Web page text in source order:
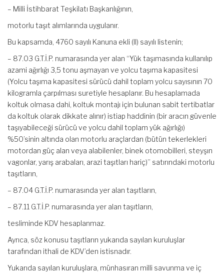
– Milli İstihbarat Teşkilatı Başkanlığının,
motorlu taşıt alımlarında uygulanır.
Bu kapsamda, 4760 sayılı Kanuna ekli (II) sayılı listenin;
– 87.03 G.T.İ.P. numarasında yer alan “Yük taşımasında kullanılıp
azami ağırlığı 3,5 tonu aşmayan ve yolcu taşıma kapasitesi
(Yolcu taşıma kapasitesi sürücü dahil toplam yolcu sayısının 70
kilogramla çarpılması suretiyle hesaplanır. Bu hesaplamada
koltuk olmasa dahi, koltuk montajı için bulunan sabit tertibatlar
da koltuk olarak dikkate alınır) istiap haddinin (bir aracın güvenle
taşıyabileceği sürücü ve yolcu dahil toplam yük ağırlığı)
%50’sinin altında olan motorlu araçlardan (bütün tekerlekleri
motordan güç alan veya alabilenler, binek otomobilleri, steyşın
vagonlar, yarış arabaları, arazi taşıtları hariç)” satırındaki motorlu
taşıtların,
– 87.04 G.T.İ.P. numarasında yer alan taşıtların,
– 87.11 G.T.İ.P. numarasında yer alan taşıtların,
tesliminde KDV hesaplanmaz.
Ayrıca, söz konusu taşıtların yukarıda sayılan kuruluşlar
tarafından ithali de KDV’den istisnadır.
Yukarıda sayılan kuruluşlara, münhasıran milli savunma ve iç